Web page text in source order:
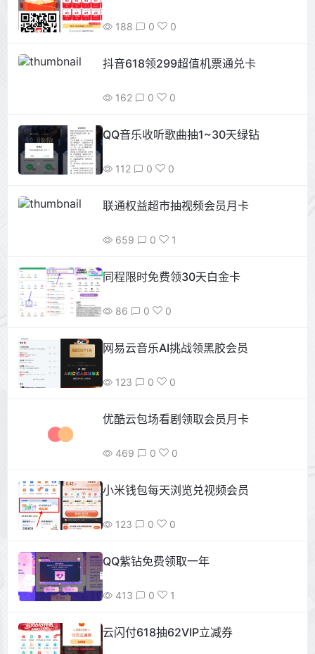
188 0 0
抖音618领299超值机票通兑卡
162 0 0
QQ音乐收听歌曲抽1~30天绿钻
112 0 0
联通权益超市抽视频会员月卡
659 0 1
同程限时免费领30天白金卡
86 0 0
网易云音乐AI挑战领黑胶会员
123 0 0
优酷云包场看剧领取会员月卡
469 0 0
小米钱包每天浏览兑视频会员
123 0 0
QQ紫钻免费领取一年
413 0 1
云闪付618抽62VIP立减券